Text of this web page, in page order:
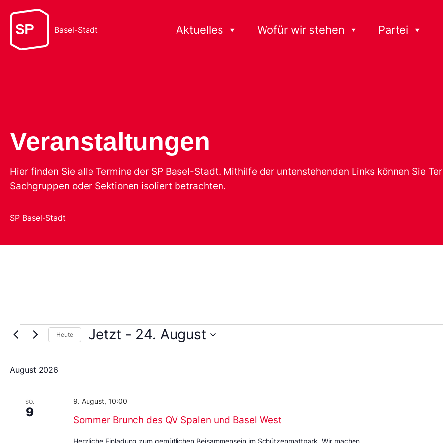
Basel-Stadt Aktuelles Wofür wir stehen Partei
Veranstaltungen
Hier finden Sie alle Termine der SP Basel-Stadt. Mithilfe der untenstehenden Links können Sie
Sachgruppen oder Sektionen isoliert betrachten.
SP Basel-Stadt
Heute Jetzt - 24. August
das
August 2026
SO.
9
Sommer Brunch des QV Spalen und Basel West
9. August, 10:00
Herzliche Einladung zum gemütlichen Beisammensein im Schützenmattpark. Wir machen